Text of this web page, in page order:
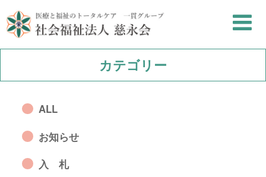
カテゴリー
ALL
お知らせ
入 札